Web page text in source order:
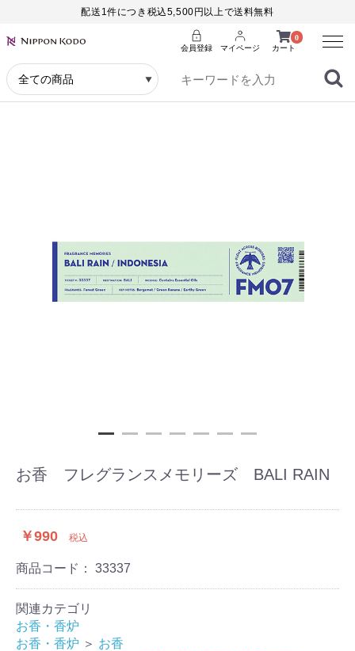
配送1件につき税込5,500円以上で送料無料
0
カート
会員登録 マイページ
Menu
お香 フレグランスメモリーズ BALI RAIN
￥990 税込
商品コード： 33337
関連カテゴリ
お香・香炉
お香・香炉 ＞ お香